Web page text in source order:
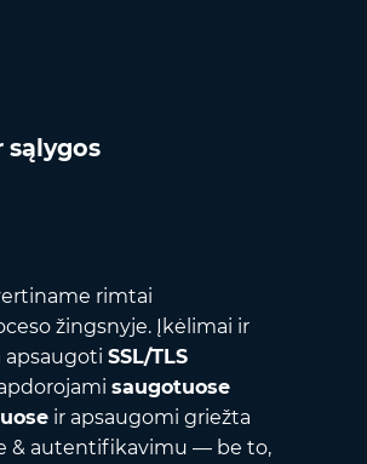
sąlygos
rimtai
žingsnyje. Įkėlimai ir
apsaugoti SSL/TLS
saugotuose
ir apsaugomi griežta
& autentifikavimu — be to,